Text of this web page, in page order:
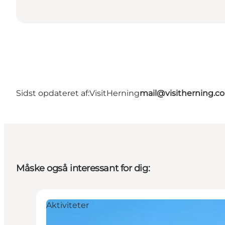
Sidst opdateret af:VisitHerning
Måske også interessant for dig:
Aktiviteter